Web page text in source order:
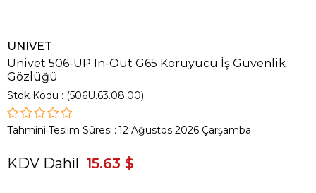
UNIVET
Univet 506-UP In-Out G65 Koruyucu İş Güvenlik
Gözlüğü
Stok Kodu (506U.63.08.00)
Tahmini Teslim Süresi : 12 Ağustos 2026 Çarşamba
KDV Dahil 15.63 $